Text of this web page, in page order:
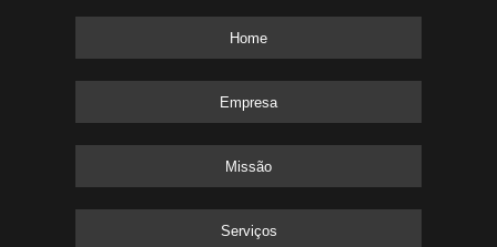
Home
Empresa
Missão
Serviços